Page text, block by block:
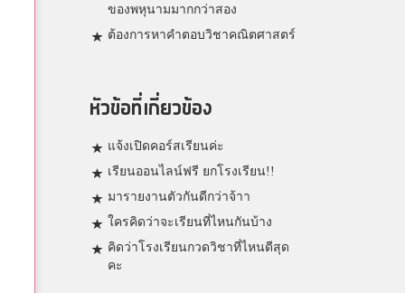
ของพหุนามมากกว่าสอง
ต้องการหาคำตอบวิชาคณิตศาสตร์
หัวข้อที่เกี่ยวข้อง
แจ้งเปิดคอร์สเรียนค่ะ
เรียนออนไลน์ฟรี ยกโรงเรียน!!
มารายงานตัวกันดีกว่าจ้าา
ใครคิดว่าจะเรียนที่ไหนกันบ้าง
คิดว่าโรงเรียนกวดวิชาที่ไหนดีสุด
คะ